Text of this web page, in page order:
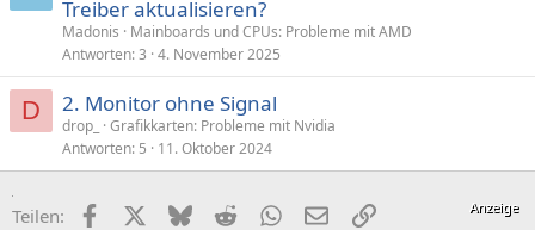
Treiber aktualisieren?
Madonis
Mainboards und CPUs: Probleme mit AMD
Antworten 3 4. November 2025
D 2. Monitor ohne Signal
drop_
Grafikkarten: Probleme mit Nvidia
Antworten 5 11. Oktober 2024
Teilen: FacebookX (Twitter)
BlueskyRedditWhatsApp
E-MailLink